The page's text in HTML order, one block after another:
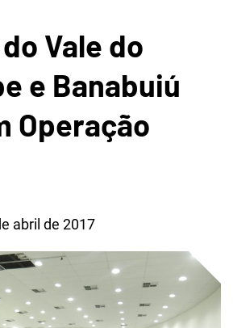
Vale do
e Banabuiú
Operação
abril de 2017